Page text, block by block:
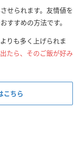
せられます。友情値を
すすめの方法です。
りも多く上げられま
たら、そのご飯が好み
こちら